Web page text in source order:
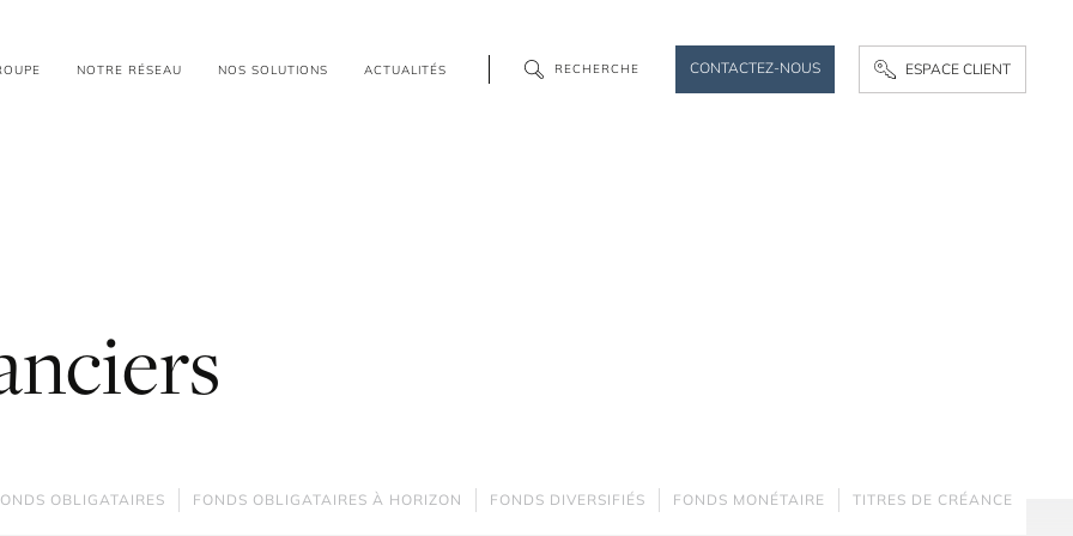
OUPE NOTR E R ÉSEAU NOS SO L UTIO NS ACTUAL ITÉS REC H ERC H E CONTACTEZ-NOUS ESPACE CLIENT
OBLIGATAIRES FONDS OBLIGATAIRES À HORIZON FONDS DIVERSIFIÉS FONDS MONÉTAIRE TITRES DE CRÉANCE